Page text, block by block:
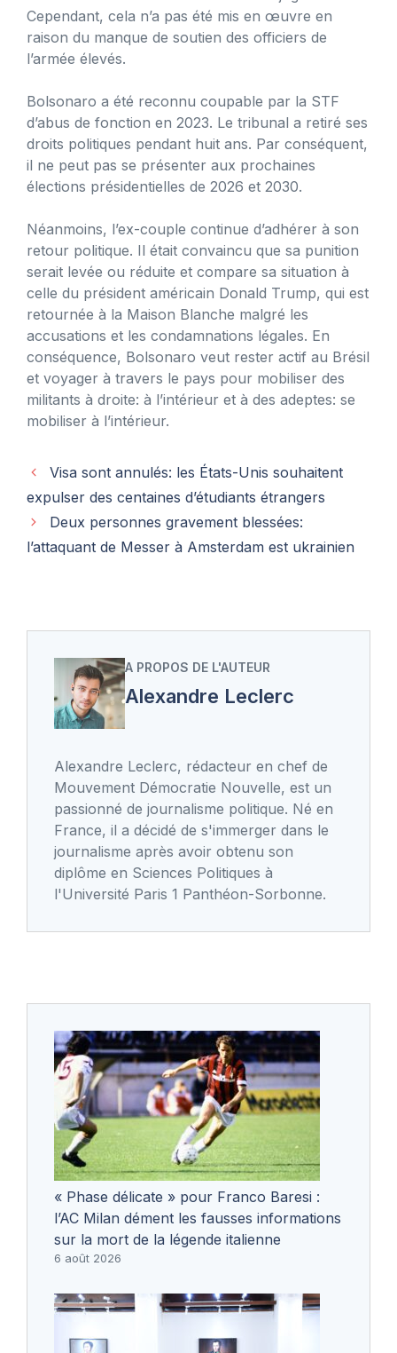
Cependant, cela n’a pas été mis en œuvre en
raison du manque de soutien des officiers de
l’armée élevés.
Bolsonaro a été reconnu coupable par la STF
d’abus de fonction en 2023. Le tribunal a retiré ses
droits politiques pendant huit ans. Par conséquent,
il ne peut pas se présenter aux prochaines
élections présidentielles de 2026 et 2030.
Néanmoins, l’ex-couple continue d’adhérer à son
retour politique. Il était convaincu que sa punition
serait levée ou réduite et compare sa situation à
celle du président américain Donald Trump, qui est
retournée à la Maison Blanche malgré les
accusations et les condamnations légales. En
conséquence, Bolsonaro veut rester actif au Brésil
et voyager à travers le pays pour mobiliser des
militants à droite: à l’intérieur et à des adeptes: se
mobiliser à l’intérieur.
Visa sont annulés: les États-Unis souhaitent
expulser des centaines d’étudiants étrangers
Deux personnes gravement blessées:
l’attaquant de Messer à Amsterdam est ukrainien
A PROPOS DE L'AUTEUR
Alexandre Leclerc
Alexandre Leclerc, rédacteur en chef de
Mouvement Démocratie Nouvelle, est un
passionné de journalisme politique. Né en
France, il a décidé de s'immerger dans le
journalisme après avoir obtenu son
diplôme en Sciences Politiques à
l'Université Paris 1 Panthéon-Sorbonne.
« Phase délicate » pour Franco Baresi :
l’AC Milan dément les fausses informations
sur la mort de la légende italienne
6 août 2026